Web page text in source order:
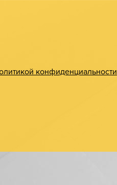
конфиденциальности